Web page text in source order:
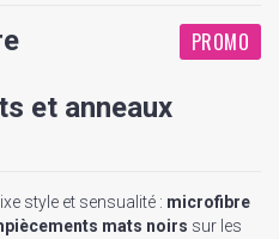
et anneaux
PROMO
style et sensualité : microfibre
mats noirs sur les